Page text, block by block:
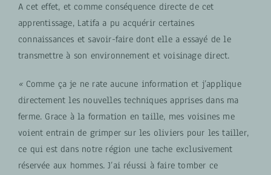
A cet effet, et comme conséquence directe de cet
apprentissage, Latifa a pu acquérir certaines
connaissances et savoir-faire dont elle a essayé de le
transmettre à son environnement et voisinage direct.
« Comme ça je ne rate aucune information et j’applique
directement les nouvelles techniques apprises dans ma
ferme. Grace à la formation en taille, mes voisines me
voient entrain de grimper sur les oliviers pour les tailler,
ce qui est dans notre région une tache exclusivement
réservée aux hommes. J’ai réussi à faire tomber ce